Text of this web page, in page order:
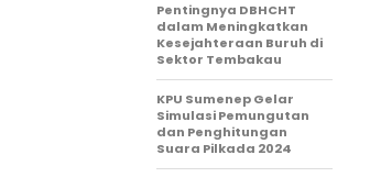
Pentingnya DBHCHT
dalam Meningkatkan
Kesejahteraan Buruh di
Sektor Tembakau
KPU Sumenep Gelar
Simulasi Pemungutan
dan Penghitungan
Suara Pilkada 2024